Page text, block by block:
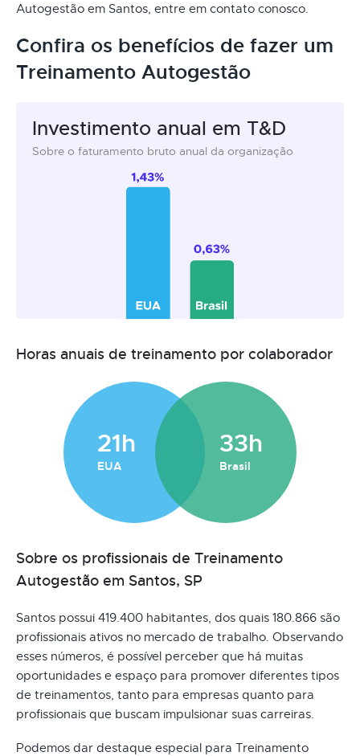
Autogestão em Santos, entre em contato conosco.
Confira os benefícios de fazer um
Treinamento Autogestão
Investimento anual em T&D
Sobre o faturamento bruto anual da organização
Horas anuais de treinamento por colaborador
21h
EUA
33h
Brasil
Sobre os profissionais de Treinamento
Autogestão em Santos, SP
Santos possui 419.400 habitantes, dos quais 180.866 são
profissionais ativos no mercado de trabalho. Observando
esses números, é possível perceber que há muitas
oportunidades e espaço para promover diferentes tipos
de treinamentos, tanto para empresas quanto para
profissionais que buscam impulsionar suas carreiras.
Podemos dar destaque especial para Treinamento